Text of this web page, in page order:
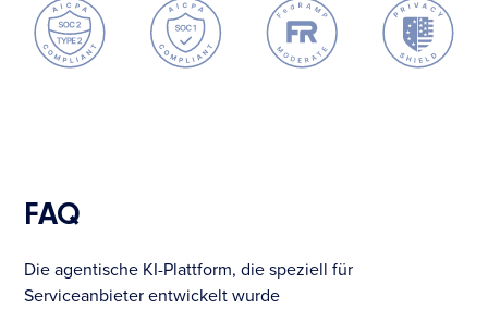
FAQ
Die agentische KI-Plattform, die speziell für
Serviceanbieter entwickelt wurde